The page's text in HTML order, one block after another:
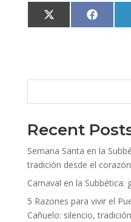
Compartir
en
Compartir
en
Recent
Semana Santa en la
tradición desde el
Carnaval en la
5 Razones para vivir el
Cañuelo: silencio,